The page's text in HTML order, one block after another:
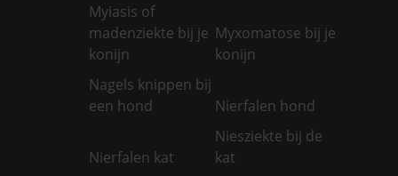
Myiasis of
madenziekte bij je
konijn
Myxomatose bij je
konijn
Nagels knippen bij
een hond
Nierfalen hond
Nierfalen kat
Niesziekte bij de
kat